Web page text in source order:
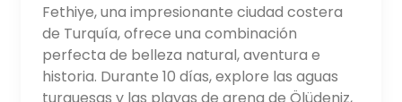
Fethiye, una impresionante ciudad costera
de Turquía, ofrece una combinación
perfecta de belleza natural, aventura e
historia. Durante 10 días, explore las aguas
turquesas y las playas de arena de Ölüdeniz,